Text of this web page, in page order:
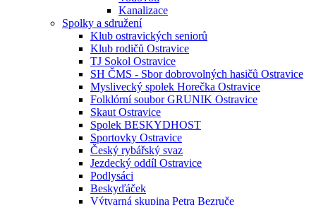
Kanalizace
Spolky a sdružení
Klub ostravických seniorů
Klub rodičů Ostravice
TJ Sokol Ostravice
SH ČMS - Sbor dobrovolných hasičů Ostravice
Myslivecký spolek Horečka Ostravice
Folklórní soubor GRUNIK Ostravice
Skaut Ostravice
Spolek BESKYDHOST
Sportovky Ostravice
Český rybářský svaz
Jezdecký oddíl Ostravice
Podlysáci
Beskyďáček
Výtvarná skupina Petra Bezruče